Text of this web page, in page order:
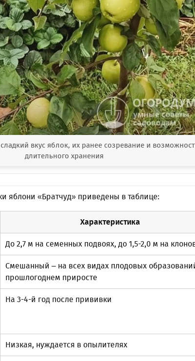
вкус яблок, их ранее созревание и
длительного хранения
яблони «Братчуд» приведены в таблице:
Характеристика
До 2,7 м на семенных подвоях, до 1,5-2,0 м на
Смешанный – на всех видах плодовых
прошлогоднем приросте
На 3-4-й год после прививки
Низкая, нуждается в опылителях